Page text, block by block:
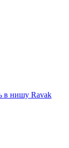
в нишу Ravak